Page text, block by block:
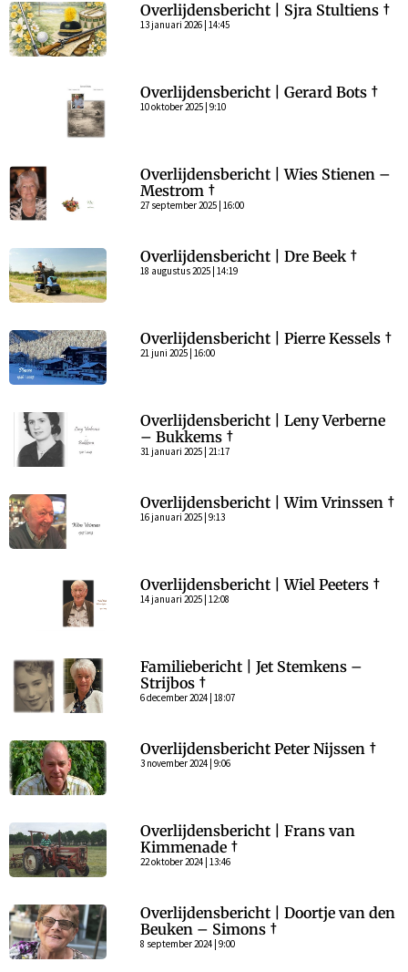
Overlijdensbericht | Sjra Stultiens †
13 januari 2026 | 14:45
Overlijdensbericht | Gerard Bots †
10 oktober 2025 | 9:10
Overlijdensbericht | Wies Stienen –
Mestrom †
27 september 2025 | 16:00
Overlijdensbericht | Dre Beek †
18 augustus 2025 | 14:19
Overlijdensbericht | Pierre Kessels †
21 juni 2025 | 16:00
Overlijdensbericht | Leny Verberne
– Bukkems †
31 januari 2025 | 21:17
Overlijdensbericht | Wim Vrinssen †
16 januari 2025 | 9:13
Overlijdensbericht | Wiel Peeters †
14 januari 2025 | 12:08
Familiebericht | Jet Stemkens –
Strijbos †
6 december 2024 | 18:07
Overlijdensbericht Peter Nijssen †
3 november 2024 | 9:06
Overlijdensbericht | Frans van
Kimmenade †
22 oktober 2024 | 13:46
Overlijdensbericht | Doortje van den
Beuken – Simons †
8 september 2024 | 9:00